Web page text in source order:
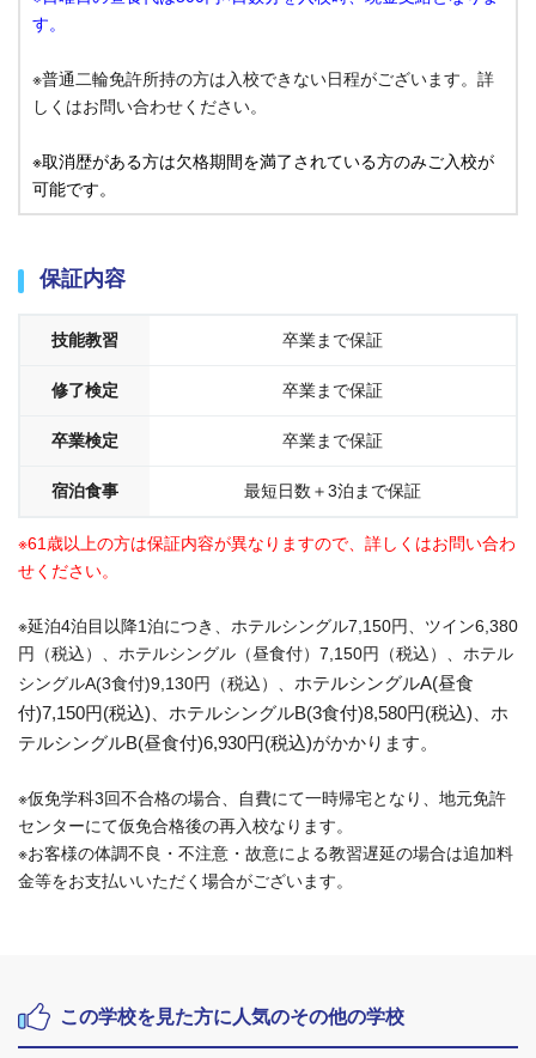
す。
※普通二輪免許所持の方は入校できない日程がございます。詳
しくはお問い合わせください。
※取消歴がある方は欠格期間を満了されている方のみご入校が
可能です。
保証内容
技能教習 卒業まで保証
修了検定 卒業まで保証
卒業検定 卒業まで保証
宿泊食事 最短日数＋3泊まで保証
※61歳以上の方は保証内容が異なりますので、詳しくはお問い合わ
せください。
※延泊4泊目以降1泊につき、ホテルシングル7,150円、ツイン6,380
円（税込）、ホテルシングル（昼食付）7,150円（税込）、ホテル
シングルA(3食付)9,130円（税込）、 ホテルシングルA(昼食
付)7,150円(税込)、 ホテルシングルB(3食付)8,580円(税込)、 ホ
テルシングルB(昼食付)6,930円(税込)がかかります。
※仮免学科3回不合格の場合、自費にて一時帰宅となり、地元免許
センターにて仮免合格後の再入校なります。
※お客様の体調不良・不注意・故意による教習遅延の場合は追加料
金等をお支払いいただく場合がございます。
この学校を見た方に人気のその他の学校